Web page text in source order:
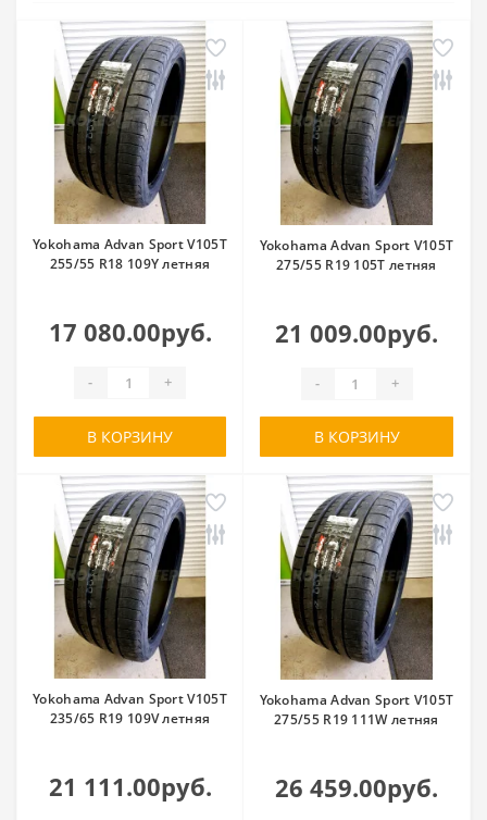
Yokohama Advan Sport V105T
255/55 R18 109Y летняя
17 080.00руб.
- +
В КОРЗИНУ
Yokohama Advan Sport V105T
275/55 R19 105T летняя
21 009.00руб.
- +
В КОРЗИНУ
Yokohama Advan Sport V105T
235/65 R19 109V летняя
21 111.00руб.
Yokohama Advan Sport V105T
275/55 R19 111W летняя
26 459.00руб.